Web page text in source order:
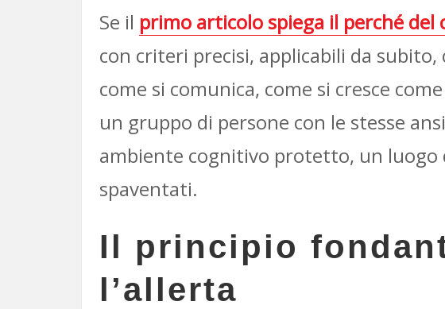
Se il primo articolo spiega il perché del
con criteri precisi, applicabili da
come si comunica, come si cresce
un gruppo di persone con le stesse
ambiente cognitivo protetto, un luogo
spaventati.
Il principio
l’allerta